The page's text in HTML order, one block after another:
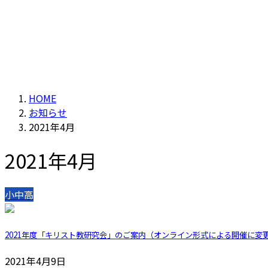
HOME
お知らせ
2021年4月
2021年4月
小中高
2021年度「キリスト教研究会」のご案内（オンライン形式による開催に変
2021年4月9日